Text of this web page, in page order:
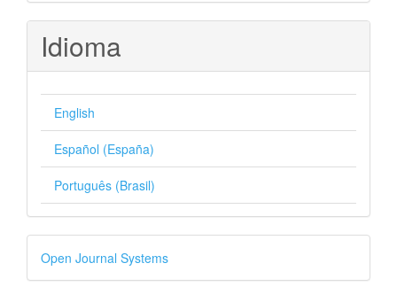
Idioma
English
Español (España)
Português (Brasil)
Desenvolvido
por
Open Journal Systems